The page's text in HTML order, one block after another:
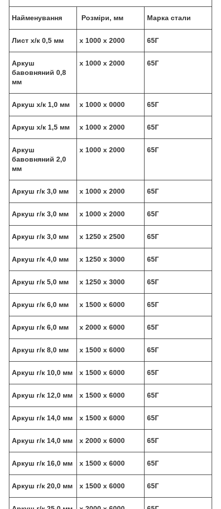
Найменування Розміри, мм Марка стали
Лист х/к 0,5 мм х 1000 х 2000 65Г
Аркуш
бавовняний 0,8
мм
х 1000 х 2000 65Г
Аркуш х/к 1,0 мм х 1000 х 0000 65Г
Аркуш х/к 1,5 мм х 1000 х 2000 65Г
Аркуш
бавовняний 2,0
мм
х 1000 х 2000 65Г
Аркуш г/к 3,0 мм х 1000 х 2000 65Г
Аркуш г/к 3,0 мм х 1000 х 2000 65Г
Аркуш г/к 3,0 мм х 1250 х 2500 65Г
Аркуш г/к 4,0 мм х 1250 х 3000 65Г
Аркуш г/к 5,0 мм х 1250 х 3000 65Г
Аркуш г/к 6,0 мм х 1500 х 6000 65Г
Аркуш г/к 6,0 мм х 2000 х 6000 65Г
Аркуш г/к 8,0 мм х 1500 х 6000 65Г
Аркуш г/к 10,0 мм х 1500 х 6000 65Г
Аркуш г/к 12,0 мм х 1500 х 6000 65Г
Аркуш г/к 14,0 мм х 1500 х 6000 65Г
Аркуш г/к 14,0 мм х 2000 х 6000 65Г
Аркуш г/к 16,0 мм х 1500 х 6000 65Г
Аркуш г/к 20,0 мм х 1500 х 6000 65Г